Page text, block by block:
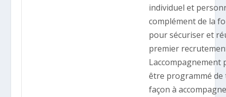
individuel et
complément de la
pour sécuriser et
premier
être programmé de
façon à